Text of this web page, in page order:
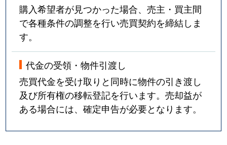
購入希望者が見つかった場合、売主・買主間
で各種条件の調整を行い売買契約を締結しま
す。
代金の受領・物件引渡し
売買代金を受け取りと同時に物件の引き渡し
及び所有権の移転登記を行います。売却益が
ある場合には、確定申告が必要となります。